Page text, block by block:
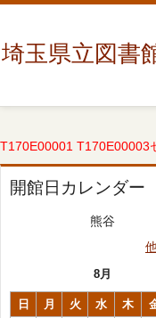
埼玉県立図書
T170E00001 T170E00003
開館日カレンダー
熊谷
8月
日 月 火 水 木